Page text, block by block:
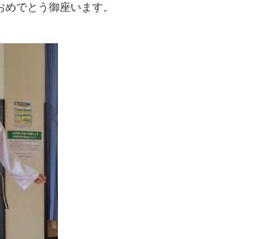
めでとう御座います。